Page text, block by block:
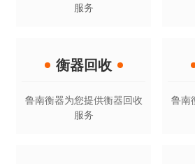
服务
衡器回收
鲁南衡器为您提供衡器回收
服务
鲁南